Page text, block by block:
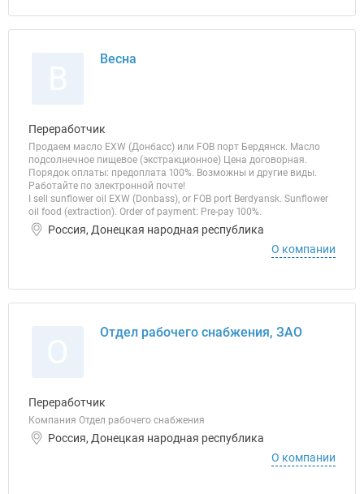
Весна
Переработчик
Продаем масло EXW (Донбасс) или FOB порт Бердянск. Масло
подсолнечное пищевое (экстракционное) Цена договорная.
Порядок оплаты: предоплата 100%. Возможны и другие виды.
Работайте по электронной почте!
I sell sunflower oil EXW (Donbass), or FOB port Berdyansk. Sunflower
oil food (extraction). Order of payment: Pre-pay 100%.
Россия, Донецкая народная республика
О компании
Отдел рабочего снабжения, ЗАО
Переработчик
Компания Отдел рабочего снабжения
Россия, Донецкая народная республика
О компании